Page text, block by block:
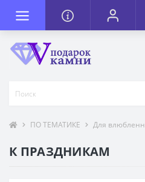
ПО ТЕМАТИКЕ Для
К ПРАЗДНИКАМ